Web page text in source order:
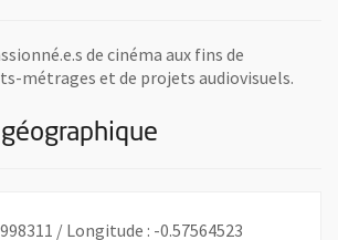
de cinéma aux fins de
métrages et de projets audiovisuels.
/ Longitude : -0.57564523